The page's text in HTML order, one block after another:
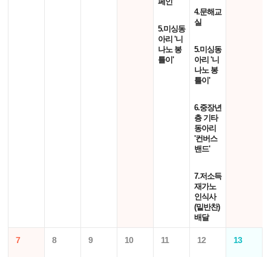
5.미싱동
아리 '니
나노 봉
틀이'
4.문해교
실
5.미싱동
아리 '니
나노 봉
틀이'
6.중장년
층 기타
동아리
'컨버스
밴드'
7.저소득
재가노
인식사
(밑반찬)
배달
7 8 9 10 11 12 13